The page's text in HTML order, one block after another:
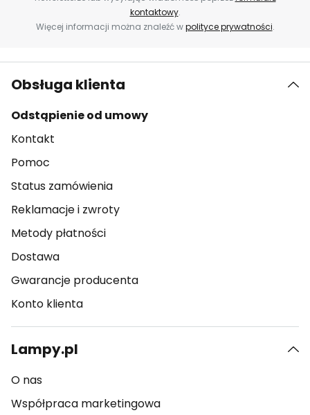
kontaktowy.
Więcej informacji można znaleźć wpolityce prywatności.
Obsługa klienta
Odstąpienie od umowy
Kontakt
Pomoc
Status zamówienia
Reklamacje i zwroty
Metody płatności
Dostawa
Gwarancje producenta
Konto klienta
Lampy.pl
O nas
Współpraca marketingowa